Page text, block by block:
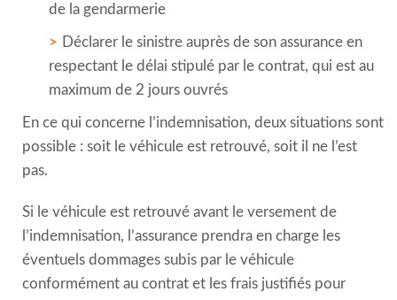
de la gendarmerie
Déclarer le sinistre auprès de son assurance en
respectant le délai stipulé par le contrat, qui est au
maximum de 2 jours ouvrés
En ce qui concerne l’indemnisation, deux situations sont
possible : soit le véhicule est retrouvé, soit il ne l’est
pas.
Si le véhicule est retrouvé avant le versement de
l’indemnisation, l’assurance prendra en charge les
éventuels dommages subis par le véhicule
conformément au contrat et les frais justifiés pour